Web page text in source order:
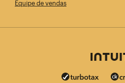
Equipe de vendas